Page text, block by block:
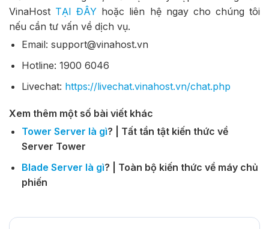
VinaHost TẠI ĐÂY hoặc liên hệ ngay cho chúng tôi
nếu cần tư vấn về dịch vụ.
Email: support@vinahost.vn
Hotline: 1900 6046
Livechat: https://livechat.vinahost.vn/chat.php
Xem thêm một số bài viết khác
Tower Server là gì? | Tất tần tật kiến thức về
Server Tower
Blade Server là gì? | Toàn bộ kiến thức về máy chủ
phiến